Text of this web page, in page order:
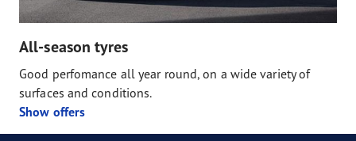
All-season tyres
Good perfomance all year round, on a wide variety of
surfaces and conditions.
Show offers